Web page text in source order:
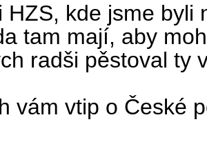
HZS, kde jsme byli
tam mají, aby
radši pěstoval ty
vám vtip o České